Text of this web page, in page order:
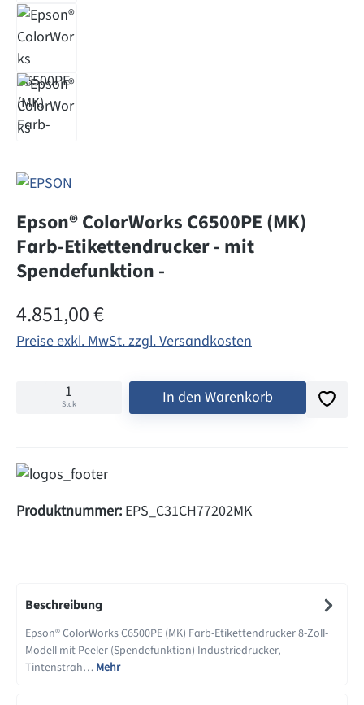
Epson® ColorWorks C6500PE (MK)
Farb-Etikettendrucker - mit
Spendefunktion -
Regulärer Preis:
4.851,00 €
Preise exkl. MwSt. zzgl. Versandkosten
Stck In den Warenkorb
Produktnummer: EPS_C31CH77202MK
Beschreibung
Epson® ColorWorks C6500PE (MK) Farb-Etikettendrucker 8-Zoll-
Modell mit Peeler (Spendefunktion) Industriedrucker,
Tintenstrah… Mehr